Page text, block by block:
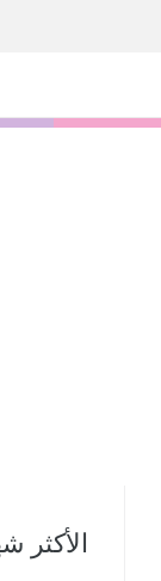
الأكثر